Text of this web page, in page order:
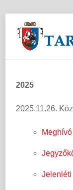
2025
2025.11.26.
Jelenléti